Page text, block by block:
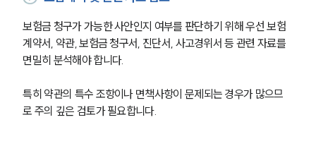
손해배상 · 민사전문변호사
언론보도
공지사항
보험금 청구가 가능한 사안인지 여부를 판단하기 위해 우선 보험
계약서, 약관, 보험금 청구서, 진단서, 사고경위서 등 관련 자료를
면밀히 분석해야 합니다.
특히 약관의 특수 조항이나 면책사항이 문제되는 경우가 많으므
로 주의 깊은 검토가 필요합니다.